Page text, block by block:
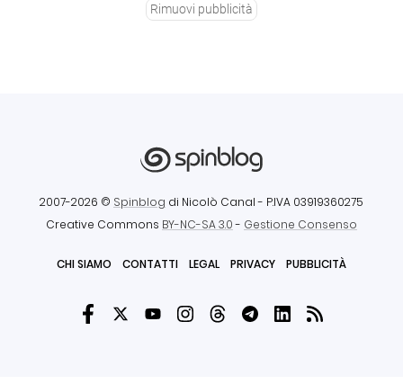
Rimuovi pubblicità
2007-2026 © Spinblog di Nicolò Canal - P.IVA 03919360275
Creative Commons BY-NC-SA 3.0- Gestione Consenso
CHI SIAMO CONTATTI LEGAL PRIVACY PUBBLICITÀ